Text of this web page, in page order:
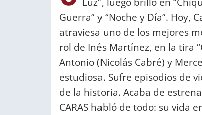
Guerra” y “Noche y Día”. Hoy,
atraviesa uno de los mejores
rol de Inés Martínez, en la tira
Antonio (Nicolás Cabré) y
estudiosa. Sufre episodios de
de la historia. Acaba de
CARAS habló de todo: su vida